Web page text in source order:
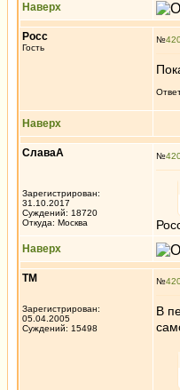
Наверх
Росс
Гость
№
Наверх
СлаваА
Зарегистрирован:
31.10.2017
Суждений: 18720
Откуда: Москва
№
Наверх
ТМ
Зарегистрирован:
05.04.2005
Суждений: 15498
№
В